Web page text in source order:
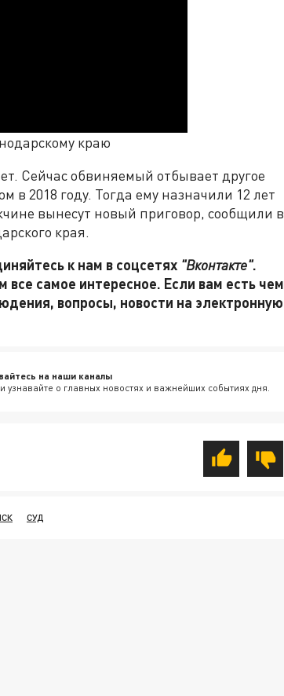
краю
Сейчас обвиняемый отбывает другое
в 2018 году. Тогда ему назначили 12 лет
вынесут новый приговор, сообщили в
края.
к нам в соцсетях "Вконтакте".
все самое интересное. Если вам есть чем
вопросы, новости на электронную
на наши каналы
узнавайте о главных новостях и важнейших событиях дня.
СУД